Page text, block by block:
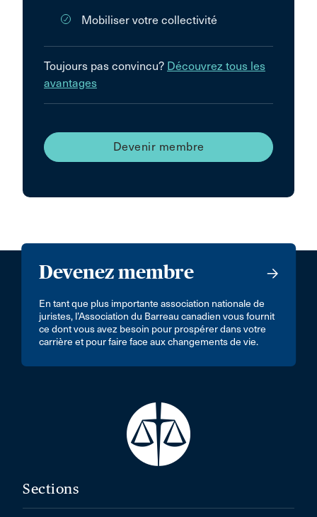
Mobiliser votre collectivité
Toujours pas convincu? Découvrez tous les
avantages
Devenir membre
Devenez membre
En tant que plus importante association nationale de
juristes, l’Association du Barreau canadien vous fournit
ce dont vous avez besoin pour prospérer dans votre
carrière et pour faire face aux changements de vie.
Sections